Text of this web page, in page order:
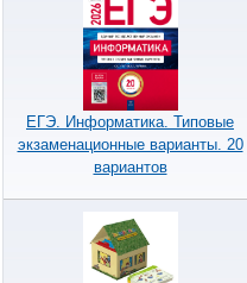
ЕГЭ. Информатика. Типовые
экзаменационные варианты. 20
вариантов